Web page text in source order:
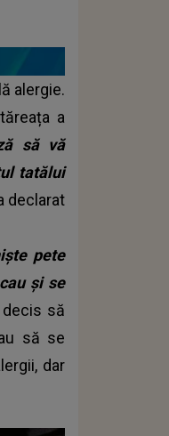
alergie.
a
să vă
tatălui
declarat
pete
și se
decis să
să se
dar